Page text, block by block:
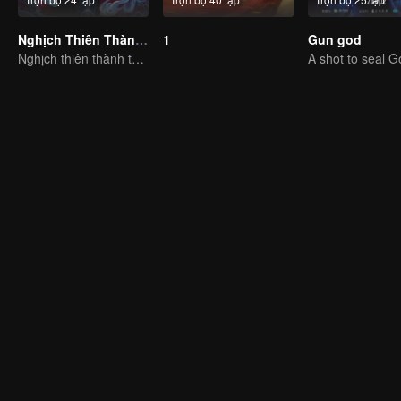
Nghịch Thiên Thành Tiên (Bản Tiếng Thái)
Nghịch thiên thành thần chẳng có gì lạ
1
Gun god